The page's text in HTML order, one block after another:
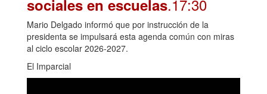
sociales en escuelas.17:30
Mario Delgado informó que por instrucción de la
presidenta se impulsará esta agenda común con miras
al ciclo escolar 2026-2027.
El Imparcial